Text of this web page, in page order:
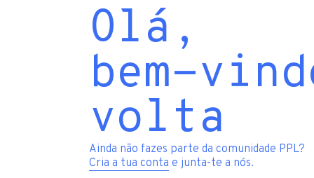
Olá,
bem-
volta
Ainda não fazes parte da comunidade PPL?
Cria a tua conta e junta-te a nós.